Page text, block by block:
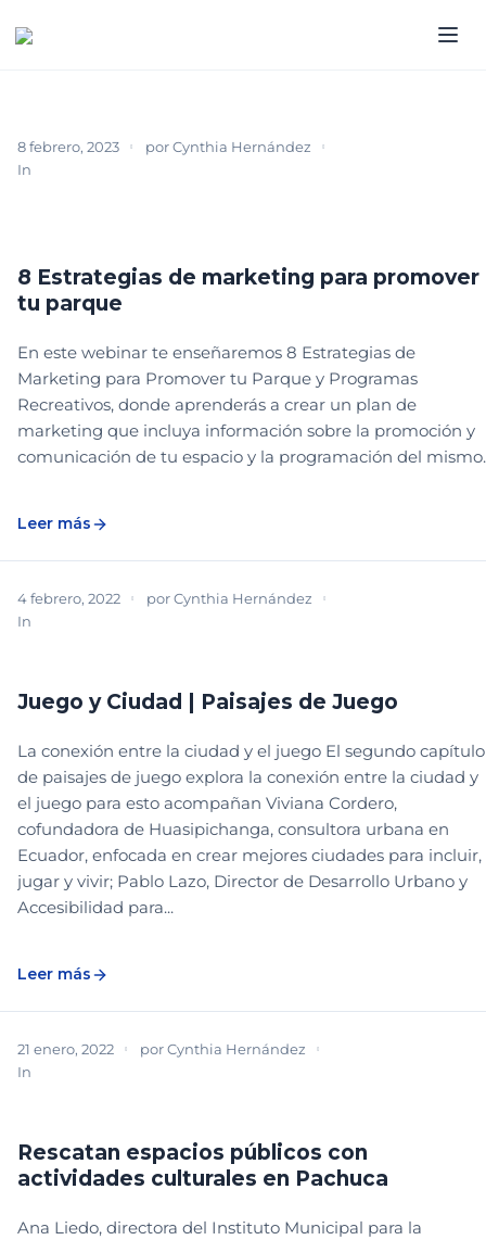
8 febrero, 2023 porCynthia Hernández
In
8 Estrategias de marketing para promover
tu parque
En este webinar te enseñaremos 8 Estrategias de
Marketing para Promover tu Parque y Programas
Recreativos, donde aprenderás a crear un plan de
marketing que incluya información sobre la promoción y
comunicación de tu espacio y la programación del mismo.
Leer más
4 febrero, 2022 porCynthia Hernández
In
Juego y Ciudad | Paisajes de Juego
La conexión entre la ciudad y el juego El segundo capítulo
de paisajes de juego explora la conexión entre la ciudad y
el juego para esto acompañan Viviana Cordero,
cofundadora de Huasipichanga, consultora urbana en
Ecuador, enfocada en crear mejores ciudades para incluir,
jugar y vivir; Pablo Lazo, Director de Desarrollo Urbano y
Accesibilidad para...
Leer más
21 enero, 2022 porCynthia Hernández
In
Rescatan espacios públicos con
actividades culturales en Pachuca
Ana Liedo, directora del Instituto Municipal para la